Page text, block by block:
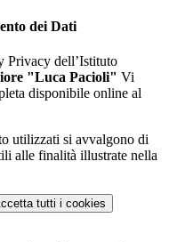
dei Dati
Privacy dell’Istituto
"Luca Pacioli" Vi
disponibile online al
utilizzati si avvalgono di
alle finalità illustrate nella
tutti i cookies